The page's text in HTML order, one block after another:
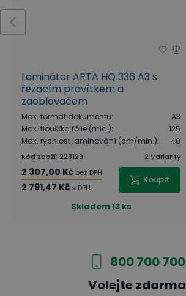
Laminátor ARTA HQ 336 A3 s
řezacím pravítkem a
zaoblovačem
Max. formát dokumentu:
A3
Max. tloušťka fólie (mic.):
125
Max. rychlost laminování (cm/min.): 40
Kód zboží: 223129 2 Varianty
2 307,00 Kč bez DPH
2 791,47 Kč s DPH
Koupit
Skladem13 ks
800 700 700
Volejte zdarma